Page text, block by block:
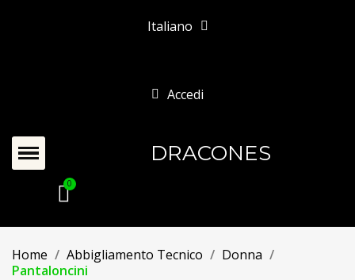
Italiano
Accedi
DRACONES
Home Abbigliamento Tecnico
Donna
Pantaloncini